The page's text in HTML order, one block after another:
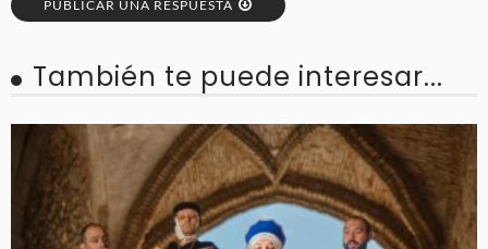
PUBLICAR UNA RESPUESTA
También te puede interesar...